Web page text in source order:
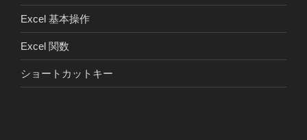
Excel 基本操作
Excel 関数
ショートカットキー